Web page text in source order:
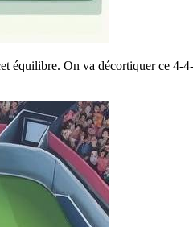
équilibre. On va décortiquer ce 4-